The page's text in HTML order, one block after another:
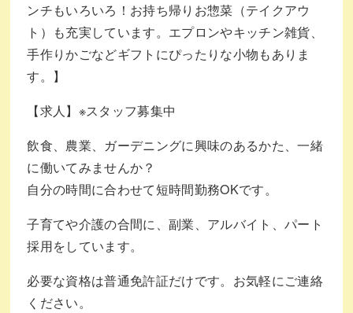
ンチもいろいろ！お持ち帰りお惣菜（テイクアウ
ト）も充実しています。エプロンやキッチン雑貨、
手作りかごなどギフトにぴったりな小物もありま
す。】
【求人】※スタッフ募集中
飲食、農業、ガーデニングに興味のあるかた、一緒
に働いてみませんか？
自分の時間に合わせて短時間勤務OKです。
子育てや介護の合間に、副業、アルバイト、パート
採用をしています。
必要な資格は普通免許証だけです。お気軽にご連絡
ください。